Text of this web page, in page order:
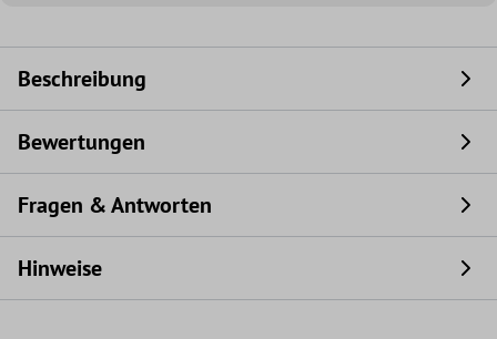
Beschreibung
Bewertungen
Fragen & Antworten
Hinweise